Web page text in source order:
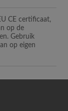
CE certificaat,
op de
Gebruik
op eigen